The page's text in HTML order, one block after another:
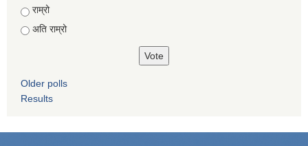
राम्रो
अति राम्रो
Older polls
Results